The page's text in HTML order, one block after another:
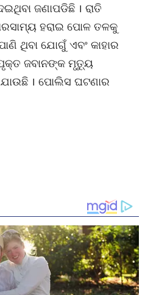
ଜଣାପଡିଛି । ରାତି
ହରାଇ ପୋଳ ତଳକୁ
ଥିବା ଯୋଗୁଁ ଏବଂ କାହାର
ଜବାନଙ୍କ ମୃତୁ୍ୟ
। ପୋଲିସ ଘଟଣାର